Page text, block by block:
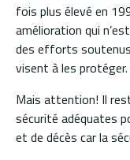
fois plus élevé en
amélioration qui
des efforts
visent à les protéger.
Mais attention! Il
sécurité adéquates
et de décès car la